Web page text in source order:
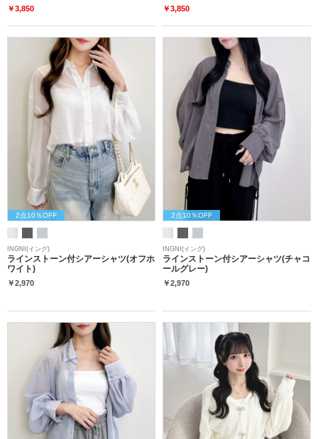
￥3,850 ￥3,850
2点10％OFF
INGNI(イング)
ラインストーン付シアーシャツ(オフホ
ワイト)
￥2,970
2点10％OFF
INGNI(イング)
ラインストーン付シアーシャツ(チャコ
ールグレー)
￥2,970